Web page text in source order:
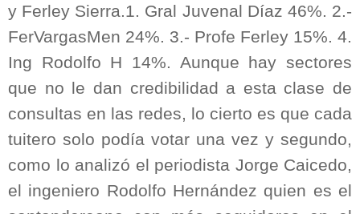
y Ferley Sierra.1. Gral Juvenal Díaz 46%. 2.-
FerVargasMen 24%. 3.- Profe Ferley 15%. 4.
Ing Rodolfo H 14%. Aunque hay sectores
que no le dan credibilidad a esta clase de
consultas en las redes, lo cierto es que cada
tuitero solo podía votar una vez y segundo,
como lo analizó el periodista Jorge Caicedo,
el ingeniero Rodolfo Hernández quien es el